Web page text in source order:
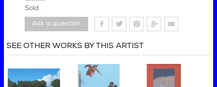
Sold
Ask a question
SEE OTHER WORKS BY THIS ARTIST